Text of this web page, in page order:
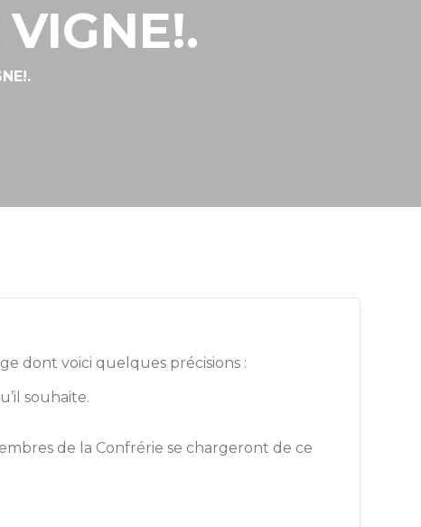
VIGNE!.
dont voici quelques précisions :
souhaite.
de la Confrérie se chargeront de ce